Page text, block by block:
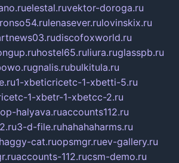
elestal.ruvektor-doroga.ru
lenasever.rulovinskix.ru
discofoxworld.ru
hostel65.ruliura.ruglasspb.ru
gnalis.rubulkitula.ru
1-xbeticricetc-1-xbetti-5.ru
1-xbetr-1-xbetcc-2.ru
halyava.ruaccounts112.ru
3-d-file.ruhahahaharms.ru
cat.ruopsmgr.ruev-gallery.ru
accounts-112.rucsm-demo.ru